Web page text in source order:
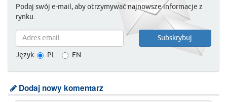
Podaj swój e-mail, aby otrzymywać najnowsze informacje z
rynku.
Język: PL EN
Dodaj nowy komentarz